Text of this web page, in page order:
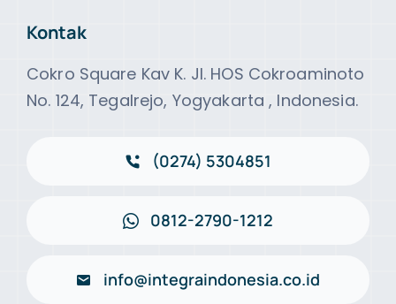
Kontak
Cokro Square Kav K. Jl. HOS Cokroaminoto
No. 124, Tegalrejo, Yogyakarta , Indonesia.
(0274) 5304851
0812-2790-1212
info@integraindonesia.co.id